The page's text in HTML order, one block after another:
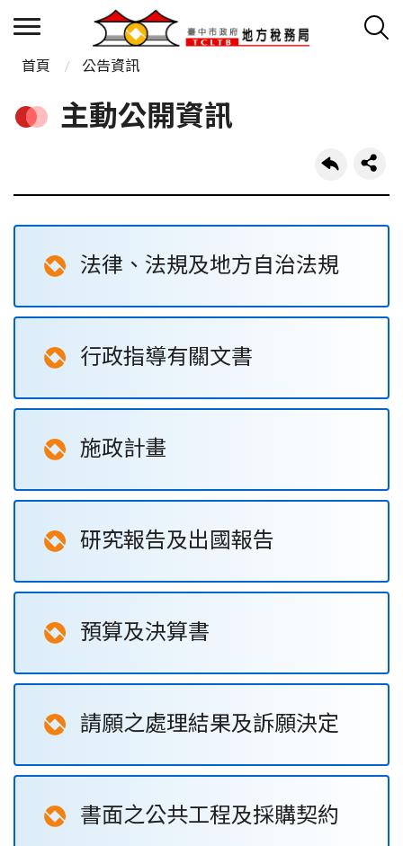
首頁 公告資訊
主動公開資訊
法律、法規及地方自治法規
行政指導有關文書
施政計畫
研究報告及出國報告
預算及決算書
請願之處理結果及訴願決定
書面之公共工程及採購契約